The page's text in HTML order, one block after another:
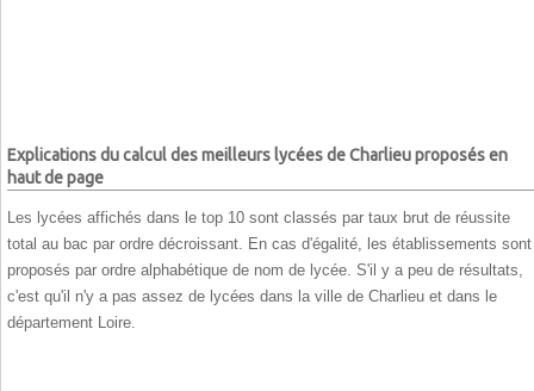
Explications du calcul des meilleurs lycées de Charlieu proposés en
haut de page
Les lycées affichés dans le top 10 sont classés par taux brut de réussite
total au bac par ordre décroissant. En cas d'égalité, les établissements sont
proposés par ordre alphabétique de nom de lycée. S'il y a peu de résultats,
c'est qu'il n'y a pas assez de lycées dans la ville de Charlieu et dans le
département Loire.